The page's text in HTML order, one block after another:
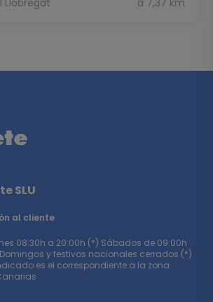
SLU
al cliente
08:30h a 20:00h (*) Sábados de 09:00h
y festivos nacionales cerrados (*)
es el correspondiente a la zona